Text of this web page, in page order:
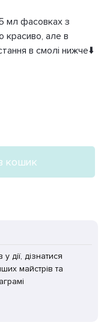
мл фасовках з
красиво, але в
в смолі нижче⬇️
кошик
дії, дізнатися
майстрів та